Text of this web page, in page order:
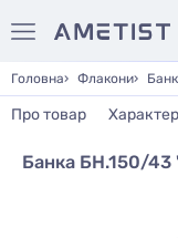
Головна Флакони
Про товар
Банка БН.150/